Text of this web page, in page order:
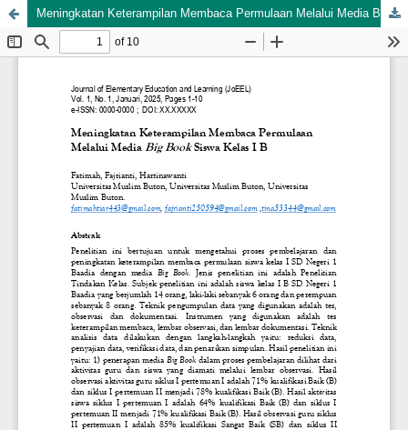
Meningkatan Keterampilan Membaca Permulaan Melalui Media Big Book Siswa Kelas I B